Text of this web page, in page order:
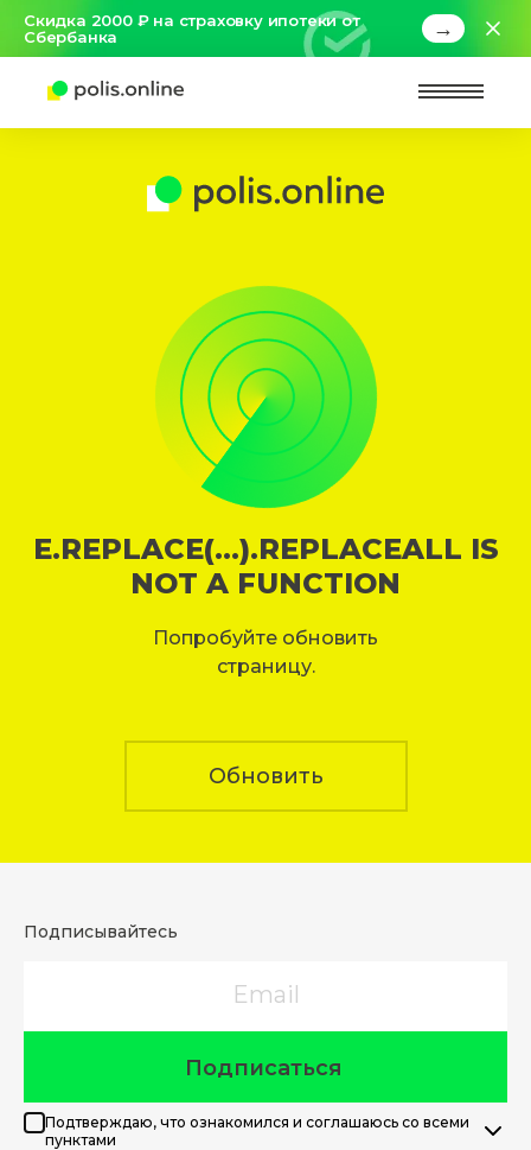
Скидка 2000 ₽ на страховку ипотеки от
Сбербанка
→
E.REPLACE(...).REPLACEALL IS
NOT A FUNCTION
Попробуйте обновить
страницу.
Обновить
Подписывайтесь
Подписаться
Подтверждаю, что ознакомился и соглашаюсь со всеми
пунктами